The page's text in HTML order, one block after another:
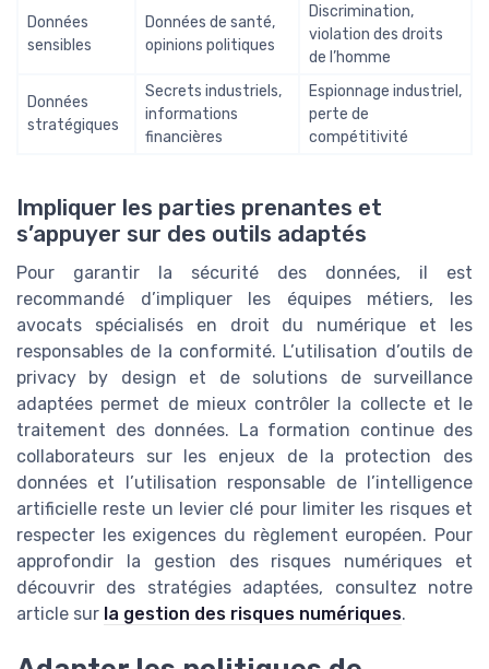
Données
sensibles
Données de santé,
opinions politiques
Discrimination,
violation des droits
de l’homme
Données
stratégiques
Secrets industriels,
informations
financières
Espionnage industriel,
perte de
compétitivité
Impliquer les parties prenantes et
s’appuyer sur des outils adaptés
Pour garantir la sécurité des données, il est
recommandé d’impliquer les équipes métiers, les
avocats spécialisés en droit du numérique et les
responsables de la conformité. L’utilisation d’outils de
privacy by design et de solutions de surveillance
adaptées permet de mieux contrôler la collecte et le
traitement des données. La formation continue des
collaborateurs sur les enjeux de la protection des
données et l’utilisation responsable de l’intelligence
artificielle reste un levier clé pour limiter les risques et
respecter les exigences du règlement européen. Pour
approfondir la gestion des risques numériques et
découvrir des stratégies adaptées, consultez notre
article sur la gestion des risques numériques.